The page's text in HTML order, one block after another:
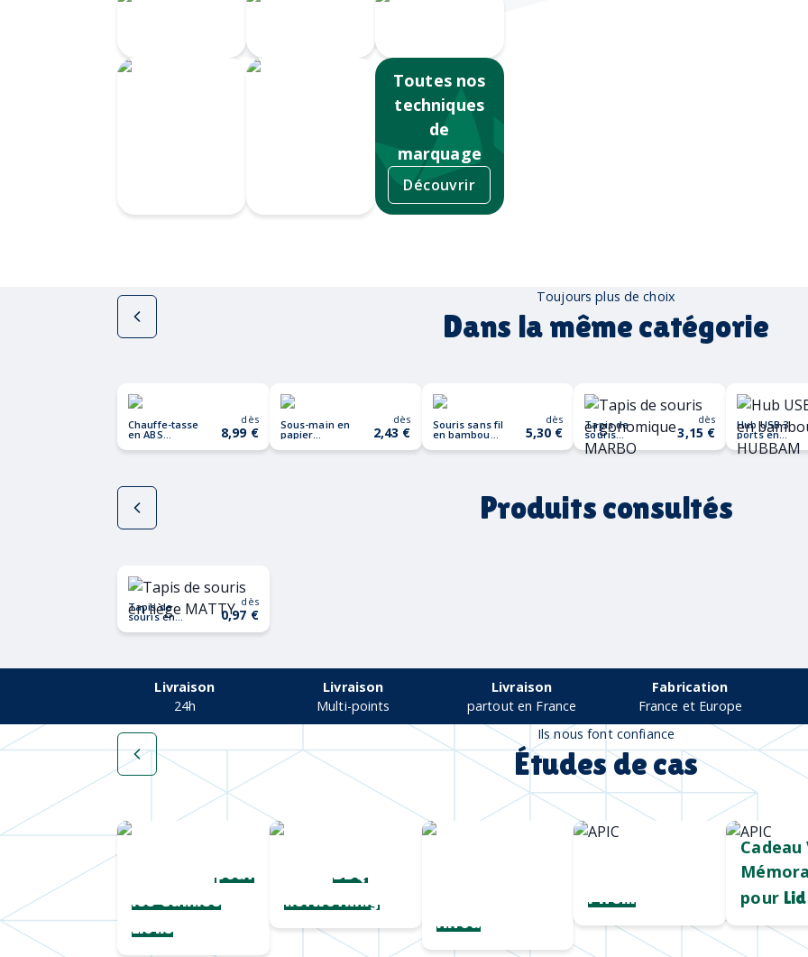
Toutes nos
techniques
de
marquage
Découvrir
Toujours plus de choix
Dans la même catégorie
Chauffe-tasse
en ABS
dès
8,99 € Sous-main en
papier
recyclé PAD
dès
2,43 € Souris sans fil
en bambou
dès
5,30 € Tapis de
souris
ergonomique
MARBO
dès
3,15 € Hub USB 3
ports en
bambou
HUBBAM
Produits consultés
Tapis de
souris en
dès
0,97 €
Livraison
24h
Livraison
Multi-points
Livraison
partout en France
Fabrication
France et Europe
Ils nous font confiance
Études de cas
pour
les Cannes
Lions
BBQ
networking
Hiroa
Pirelli
Cadeau
pour